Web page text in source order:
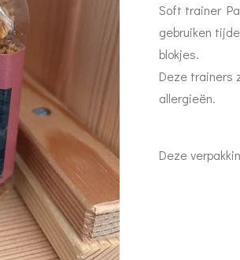
Soft trainer
gebruiken
blokjes.
Deze trainers
allergieën.
Deze